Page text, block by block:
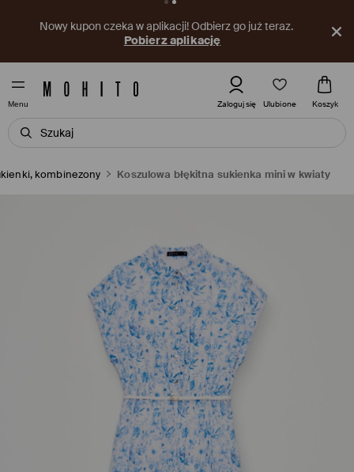
Nowy kupon czeka w aplikacji! Odbierz go już teraz.
Pobierz aplikację
Menu Zaloguj się Ulubione Koszyk
kombinezony Koszulowa błękitna sukienka mini w kwiaty